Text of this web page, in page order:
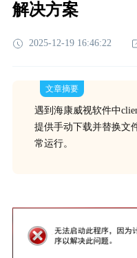
解决方案
2025-12-19 16:46:22
文章摘要
遇到海康威视软件中
提供手动下载并替换文
常运行。